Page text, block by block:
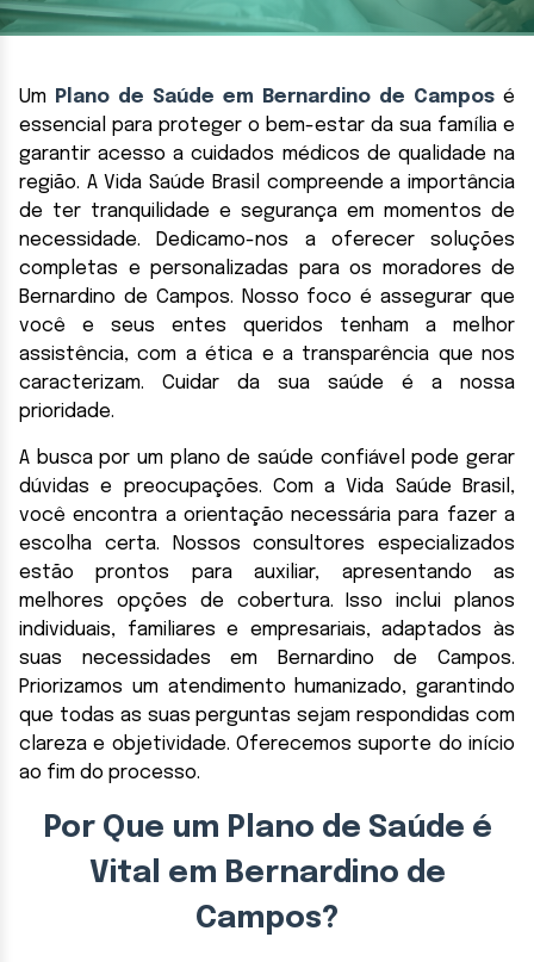
Um Plano de Saúde em Bernardino de Campos é
essencial para proteger o bem-estar da sua família e
garantir acesso a cuidados médicos de qualidade na
região. A Vida Saúde Brasil compreende a importância
de ter tranquilidade e segurança em momentos de
necessidade. Dedicamo-nos a oferecer soluções
completas e personalizadas para os moradores de
Bernardino de Campos. Nosso foco é assegurar que
você e seus entes queridos tenham a melhor
assistência, com a ética e a transparência que nos
caracterizam. Cuidar da sua saúde é a nossa
prioridade.
A busca por um plano de saúde confiável pode gerar
dúvidas e preocupações. Com a Vida Saúde Brasil,
você encontra a orientação necessária para fazer a
escolha certa. Nossos consultores especializados
estão prontos para auxiliar, apresentando as
melhores opções de cobertura. Isso inclui planos
individuais, familiares e empresariais, adaptados às
suas necessidades em Bernardino de Campos.
Priorizamos um atendimento humanizado, garantindo
que todas as suas perguntas sejam respondidas com
clareza e objetividade. Oferecemos suporte do início
ao fim do processo.
Por Que um Plano de Saúde é
Vital em Bernardino de
Campos?